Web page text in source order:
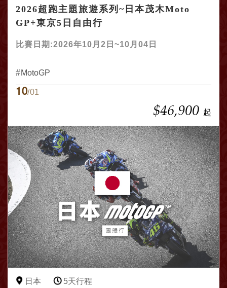
2026超跑主題旅遊系列~日本茂木Moto
GP+東京5日自由行
比賽日期:2026年10月2日~10月04日
MotoGP
10/01
$46,900 起
日本 5天行程